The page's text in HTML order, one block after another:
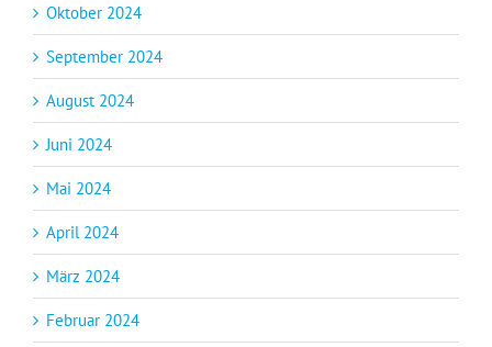
Oktober 2024
September 2024
August 2024
Juni 2024
Mai 2024
April 2024
März 2024
Februar 2024